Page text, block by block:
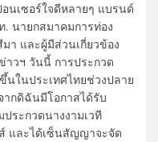
นเซอร์ใจดีหลายๆ แบรนด์
นายกสมาคมการท่อง
า และผู้มีส่วนเกี่ยวข้อง
าวฯ วันนี้ การประกวด
ขึ้นในประเทศไทยช่วงปลาย
ากดิฉันมีโอกาสได้รับ
ประกวดนางงามเวที
และได้เซ็นสัญญาจะจัด